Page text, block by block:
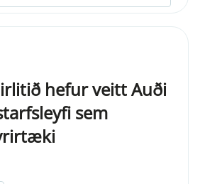
hefur veitt Auði
sem